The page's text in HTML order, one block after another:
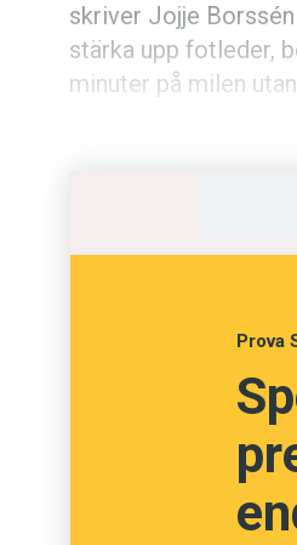
skriver Jojje
stärka upp fot­leder,
minuter på milen
Prova